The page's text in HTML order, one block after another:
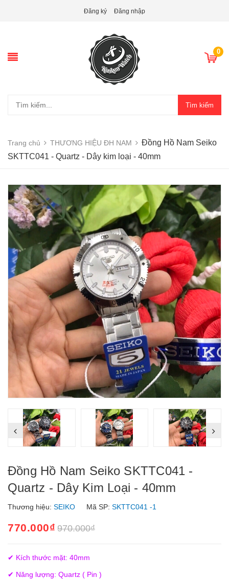
Đăng ký Đăng nhập
0
Tìm kiếm
Trang chủ THƯƠNG HIỆU ĐH NAM
Đồng Hồ Nam Seiko
SKTTC041 - Quartz - Dây kim loại - 40mm
Đồng Hồ Nam Seiko SKTTC041 -
Quartz - Dây Kim Loại - 40mm
Thương hiệu: SEIKO Mã SP: SKTTC041 -1
770.000₫ 970.000₫
✔ Kích thước mặt: 40mm
✔ Năng lượng: Quartz ( Pin )